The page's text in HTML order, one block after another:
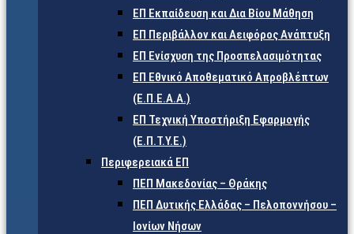
ΕΠ Εκπαίδευση και Δια Βίου Μάθηση
ΕΠ Περιβάλλον και Αειφόρος Ανάπτυξη
ΕΠ Ενίσχυση της Προσπελασιμότητας
ΕΠ Εθνικό Αποθεματικό Απροβλέπτων
(Ε.Π.Ε.Α.Α.)
ΕΠ Τεχνική Υποστήριξη Εφαρμογής
(Ε.Π.Τ.Υ.Ε.)
Περιφερειακά ΕΠ
ΠΕΠ Μακεδονίας – Θράκης
ΠΕΠ Δυτικής Ελλάδας – Πελοποννήσου –
Ιονίων Νήσων